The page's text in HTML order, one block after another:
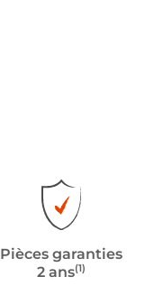
Pièces garanties
2 ans(1)